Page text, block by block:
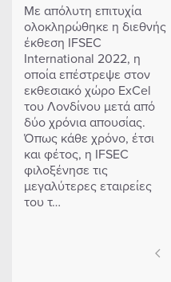
Με απόλυτη επιτυχία
ολοκληρώθηκε η διεθνής
έκθεση IFSEC
International 2022, η
οποία επέστρεψε στον
εκθεσιακό χώρο ExCel
του Λονδίνου μετά από
δύο χρόνια απουσίας.
Όπως κάθε χρόνο, έτσι
και φέτος, η IFSEC
φιλοξένησε τις
μεγαλύτερες εταιρείες
του τ…